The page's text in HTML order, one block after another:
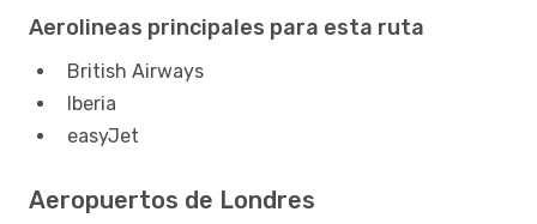
Aerolineas principales para esta ruta
British Airways
Iberia
easyJet
Aeropuertos de Londres